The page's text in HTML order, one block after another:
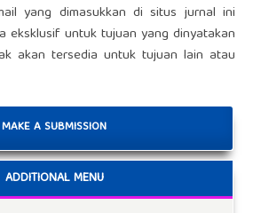
yang dimasukkan di situs jurnal ini
eksklusif untuk tujuan yang dinyatakan
akan tersedia untuk tujuan lain atau
MAKE A SUBMISSION
ADDITIONAL MENU